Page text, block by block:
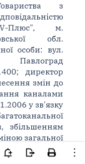
з
Плюс", м.
обл.
особи: вул.
директор
змін до
каналами
у зв'язку
збільшенням
загальної
добору та